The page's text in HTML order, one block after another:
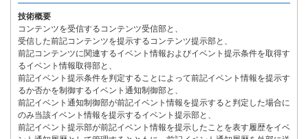
技術概要
コンテンツを受信するコンテンツ受信部と、
受信した前記コンテンツを提示するコンテンツ提示部と、
前記コンテンツに関連するイベント情報およびイベント提示条件を取得す
るイベント情報取得部と、
前記イベント提示条件を判定することによって前記イベント情報を提示す
るか否かを制御するイベント通知制御部と、
前記イベント通知制御部が前記イベント情報を提示すると判定した場合に
のみ当該イベント情報を提示するイベント提示部と、
前記イベント提示部が前記イベント情報を提示したことを表す履歴をイベ